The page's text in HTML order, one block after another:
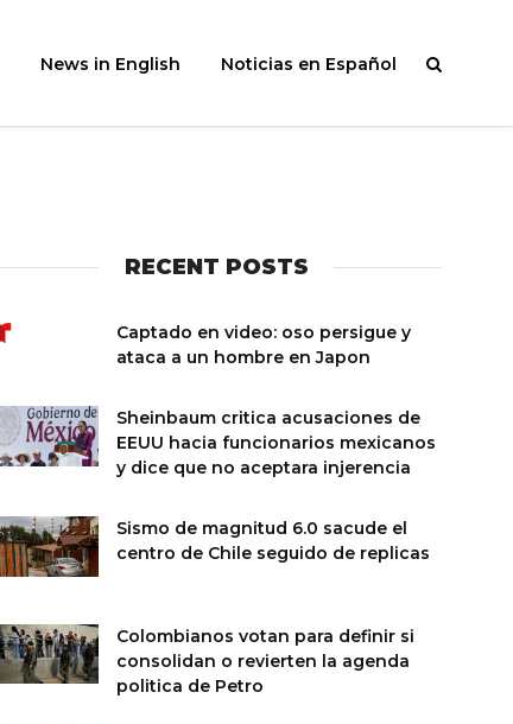
News in English Noticias en Español
RECENT POSTS
Captado en video: oso persigue y
ataca a un hombre en Japon
Sheinbaum critica acusaciones de
EEUU hacia funcionarios mexicanos
y dice que no aceptara injerencia
Sismo de magnitud 6.0 sacude el
centro de Chile seguido de replicas
Colombianos votan para definir si
consolidan o revierten la agenda
politica de Petro